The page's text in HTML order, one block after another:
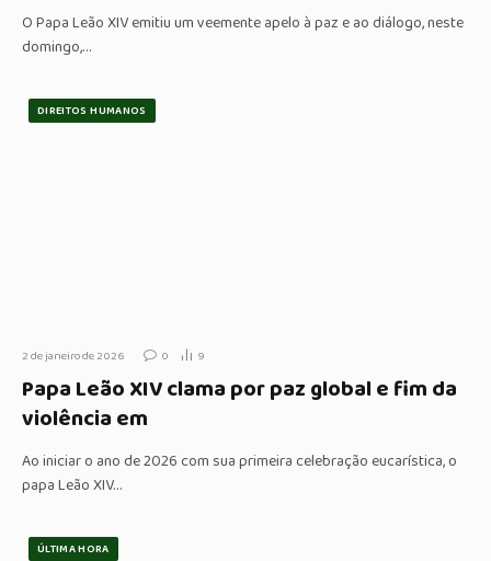
O Papa Leão XIV emitiu um veemente apelo à paz e ao diálogo, neste
domingo,…
DIREITOS HUMANOS
2 de janeiro de 2026 0 9
Papa Leão XIV clama por paz global e fim da
violência em
Ao iniciar o ano de 2026 com sua primeira celebração eucarística, o
papa Leão XIV…
ÚLTIMA HORA